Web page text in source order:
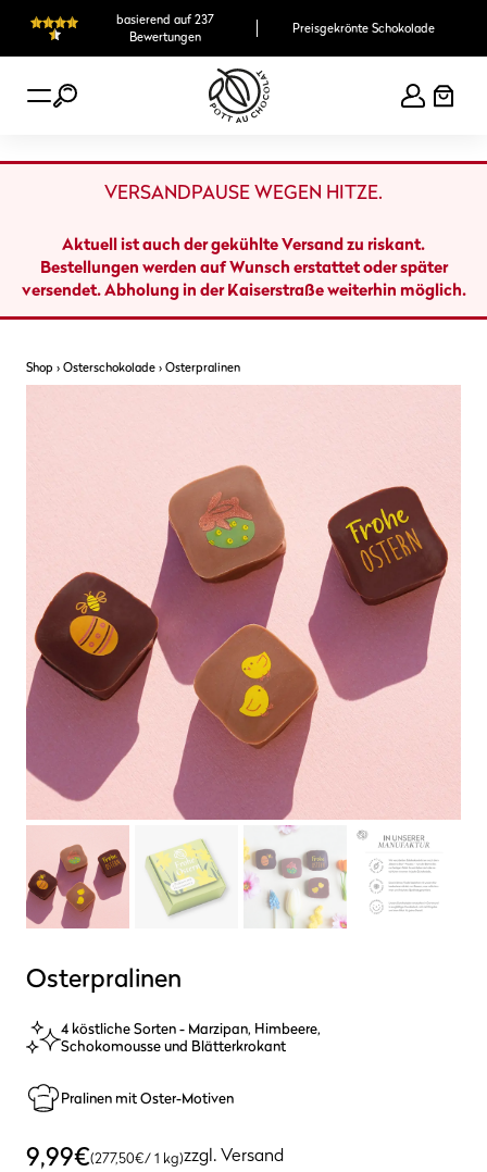
basierend auf 237
Bewertungen
Preisgekrönte Schokolade
VERSANDPAUSE WEGEN HITZE.
Aktuell ist auch der gekühlte Versand zu riskant.
Bestellungen werden auf Wunsch erstattet oder später
versendet. Abholung in der Kaiserstraße weiterhin möglich.
Shop › Osterschokolade › Osterpralinen
Osterpralinen
4 köstliche Sorten - Marzipan, Himbeere,
Schokomousse und Blätterkrokant
Pralinen mit Oster-Motiven
9,99€(277,50€/ 1 kg)zzgl. Versand